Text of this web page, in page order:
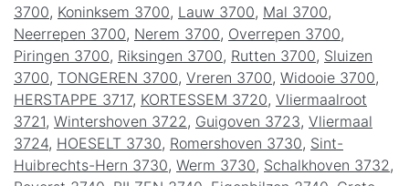
3700, Koninksem 3700, Lauw 3700, Mal 3700,
Neerrepen 3700, Nerem 3700, Overrepen 3700,
Piringen 3700, Riksingen 3700, Rutten 3700, Sluizen
3700, TONGEREN 3700, Vreren 3700, Widooie 3700,
HERSTAPPE 3717, KORTESSEM 3720, Vliermaalroot
3721, Wintershoven 3722 , Guigoven 3723, Vliermaal
3724, HOESELT 3730, Romershoven 3730, Sint-
Huibrechts-Hern 3730, Werm 3730, Schalkhoven 3732 ,